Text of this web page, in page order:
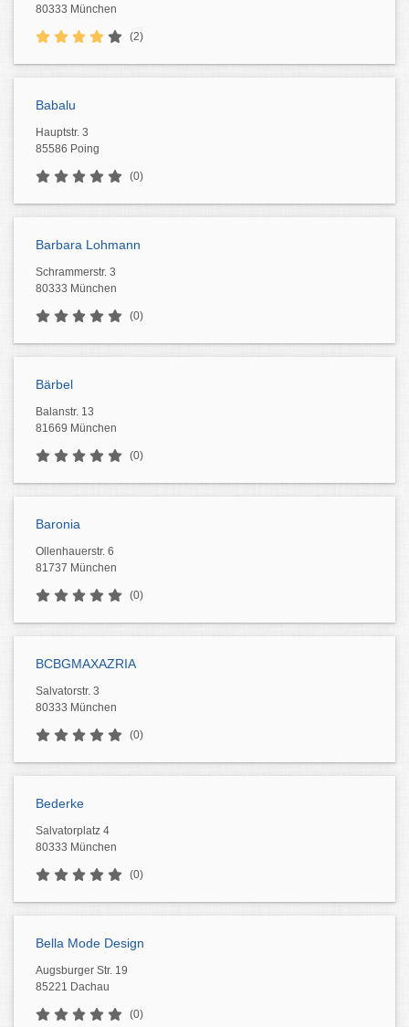
80333 München
(2)
Babalu
Hauptstr. 3
85586 Poing
(0)
Barbara Lohmann
Schrammerstr. 3
80333 München
(0)
Bärbel
Balanstr. 13
81669 München
(0)
Baronia
Ollenhauerstr. 6
81737 München
(0)
BCBGMAXAZRIA
Salvatorstr. 3
80333 München
(0)
Bederke
Salvatorplatz 4
80333 München
(0)
Bella Mode Design
Augsburger Str. 19
85221 Dachau
(0)